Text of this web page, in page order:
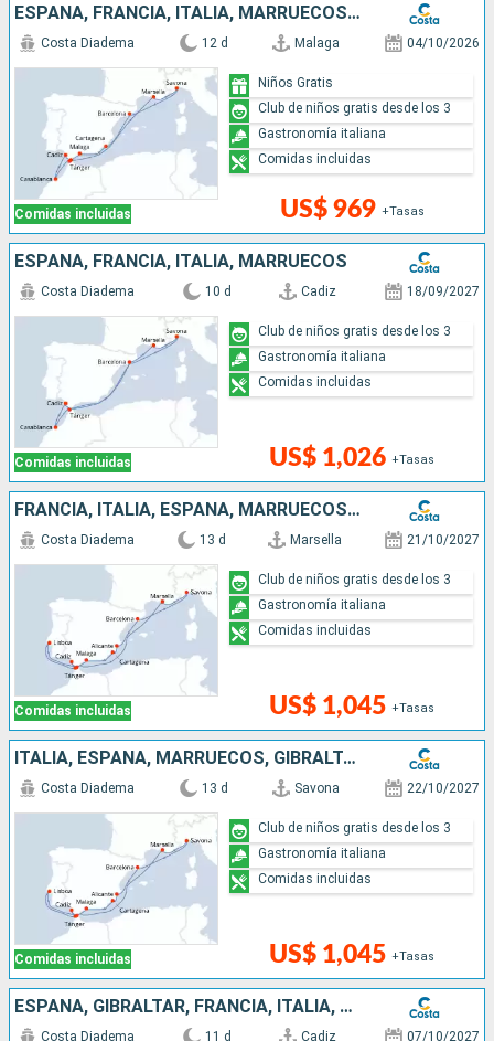
ESPAÑA, FRANCIA, ITALIA, MARRUECOS, GIBRALTAR
Comidas incluidas
Costa Diadema 12 d Malaga 04/10/2026
US$ 969 +Tasas
Niños Gratis
Club de niños gratis desde los 3
Gastronomía italiana
Comidas incluidas
ESPAÑA, FRANCIA, ITALIA, MARRUECOS
Comidas incluidas
Costa Diadema 10 d Cadiz 18/09/2027
US$ 1,026 +Tasas
Club de niños gratis desde los 3
Gastronomía italiana
Comidas incluidas
FRANCIA, ITALIA, ESPAÑA, MARRUECOS, GIBRALTAR, PORTUGAL
Comidas incluidas
Costa Diadema 13 d Marsella 21/10/2027
US$ 1,045 +Tasas
Club de niños gratis desde los 3
Gastronomía italiana
Comidas incluidas
ITALIA, ESPAÑA, MARRUECOS, GIBRALTAR, PORTUGAL, FRANCIA
Comidas incluidas
Costa Diadema 13 d Savona 22/10/2027
US$ 1,045 +Tasas
Club de niños gratis desde los 3
Gastronomía italiana
Comidas incluidas
ESPAÑA, GIBRALTAR, FRANCIA, ITALIA, PORTUGAL
Costa Diadema 11 d Cadiz 07/10/2027